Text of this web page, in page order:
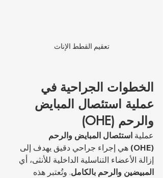
تعقيم القطط الإناث
الخطوات الجراحية في
عملية استئصال المبايض
والرحم (OHE)
عملية استئصال المبايض والرحم
(OHE)
هي إجراء جراحي دقيق يهدف إلى
إزالة الأعضاء التناسلية الداخلية للأنثى، أي
المبيضين والرحم بالكامل. وتُعتبر هذه